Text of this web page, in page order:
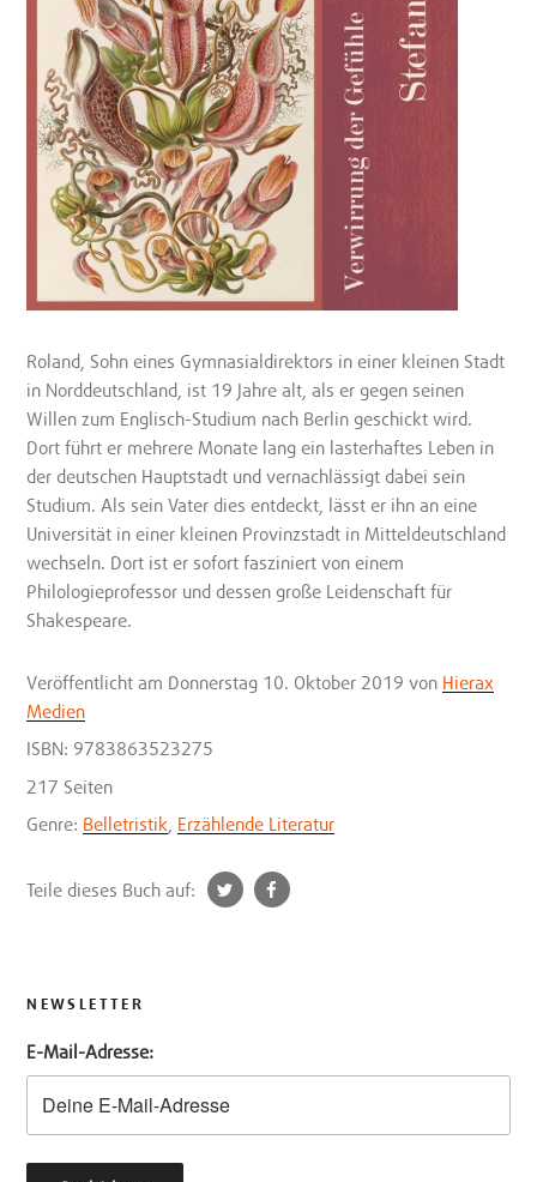
Roland, Sohn eines Gymnasialdirektors in einer kleinen Stadt
in Norddeutschland, ist 19 Jahre alt, als er gegen seinen
Willen zum Englisch-Studium nach Berlin geschickt wird.
Dort führt er mehrere Monate lang ein lasterhaftes Leben in
der deutschen Hauptstadt und vernachlässigt dabei sein
Studium. Als sein Vater dies entdeckt, lässt er ihn an eine
Universität in einer kleinen Provinzstadt in Mitteldeutschland
wechseln. Dort ist er sofort fasziniert von einem
Philologieprofessor und dessen große Leidenschaft für
Shakespeare.
Veröffentlicht am Donnerstag 10. Oktober 2019 von Hierax
Medien
ISBN: 9783863523275
217 Seiten
Genre: Belletristik Erzählende Literatur
Teile dieses Buch auf:
t
NEWSLETTER
E-Mail-Adresse: